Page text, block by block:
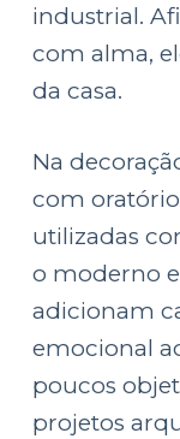
industrial.
com alma,
da casa.
Na
com
utilizadas
o moderno
adicionam
emocional
poucos
projetos